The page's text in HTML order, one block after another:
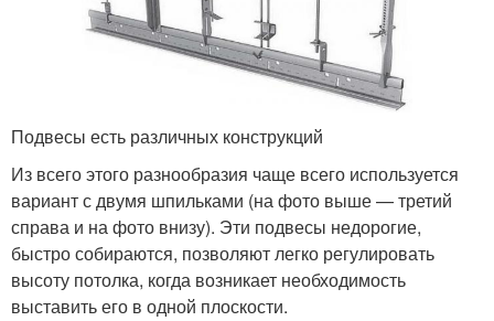
Подвесы есть различных конструкций
Из всего этого разнообразия чаще всего используется
вариант с двумя шпильками (на фото выше — третий
справа и на фото внизу). Эти подвесы недорогие,
быстро собираются, позволяют легко регулировать
высоту потолка, когда возникает необходимость
выставить его в одной плоскости.